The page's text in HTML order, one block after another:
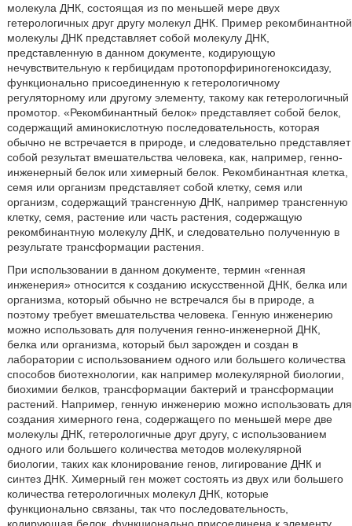
молекула ДНК, состоящая из по меньшей мере двух
гетерологичных друг другу молекул ДНК. Пример рекомбинантной
молекулы ДНК представляет собой молекулу ДНК,
представленную в данном документе, кодирующую
нечувствительную к гербицидам протопорфириногеноксидазу,
функционально присоединенную к гетерологичному
регуляторному или другому элементу, такому как гетерологичный
промотор. «Рекомбинантный белок» представляет собой белок,
содержащий аминокислотную последовательность, которая
обычно не встречается в природе, и следовательно представляет
собой результат вмешательства человека, как, например, генно-
инженерный белок или химерный белок. Рекомбинантная клетка,
семя или организм представляет собой клетку, семя или
организм, содержащий трансгенную ДНК, например трансгенную
клетку, семя, растение или часть растения, содержащую
рекомбинантную молекулу ДНК, и следовательно полученную в
результате трансформации растения.
При использовании в данном документе, термин «генная
инженерия» относится к созданию искусственной ДНК, белка или
организма, который обычно не встречался бы в природе, а
поэтому требует вмешательства человека. Генную инженерию
можно использовать для получения генно-инженерной ДНК,
белка или организма, который был зарожден и создан в
лаборатории с использованием одного или большего количества
способов биотехнологии, как например молекулярной биологии,
биохимии белков, трансформации бактерий и трансформации
растений. Например, генную инженерию можно использовать для
создания химерного гена, содержащего по меньшей мере две
молекулы ДНК, гетерологичные друг другу, с использованием
одного или большего количества методов молекулярной
биологии, таких как клонирование генов, лигирование ДНК и
синтез ДНК. Химерный ген может состоять из двух или большего
количества гетерологичных молекул ДНК, которые
функционально связаны, так что последовательность,